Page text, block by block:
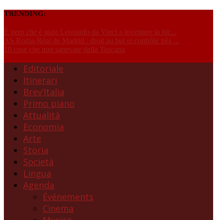
TRENDING:
È vero che è stato Leonardo da Vinci a inventare la bic...
AS Roma-Réal de Madrid : droit au but et contrôle très ...
10 cose che non sapevate della Toscana
Editoriale
Itinerari
Brev’Italia
Primo piano
Attualità
Economia
Arte
Storia
Società
Lingua
Agenda
Événements
Cinema